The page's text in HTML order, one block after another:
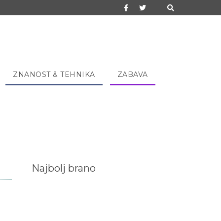
ZNANOST & TEHNIKA ZABAVA
Najbolj brano